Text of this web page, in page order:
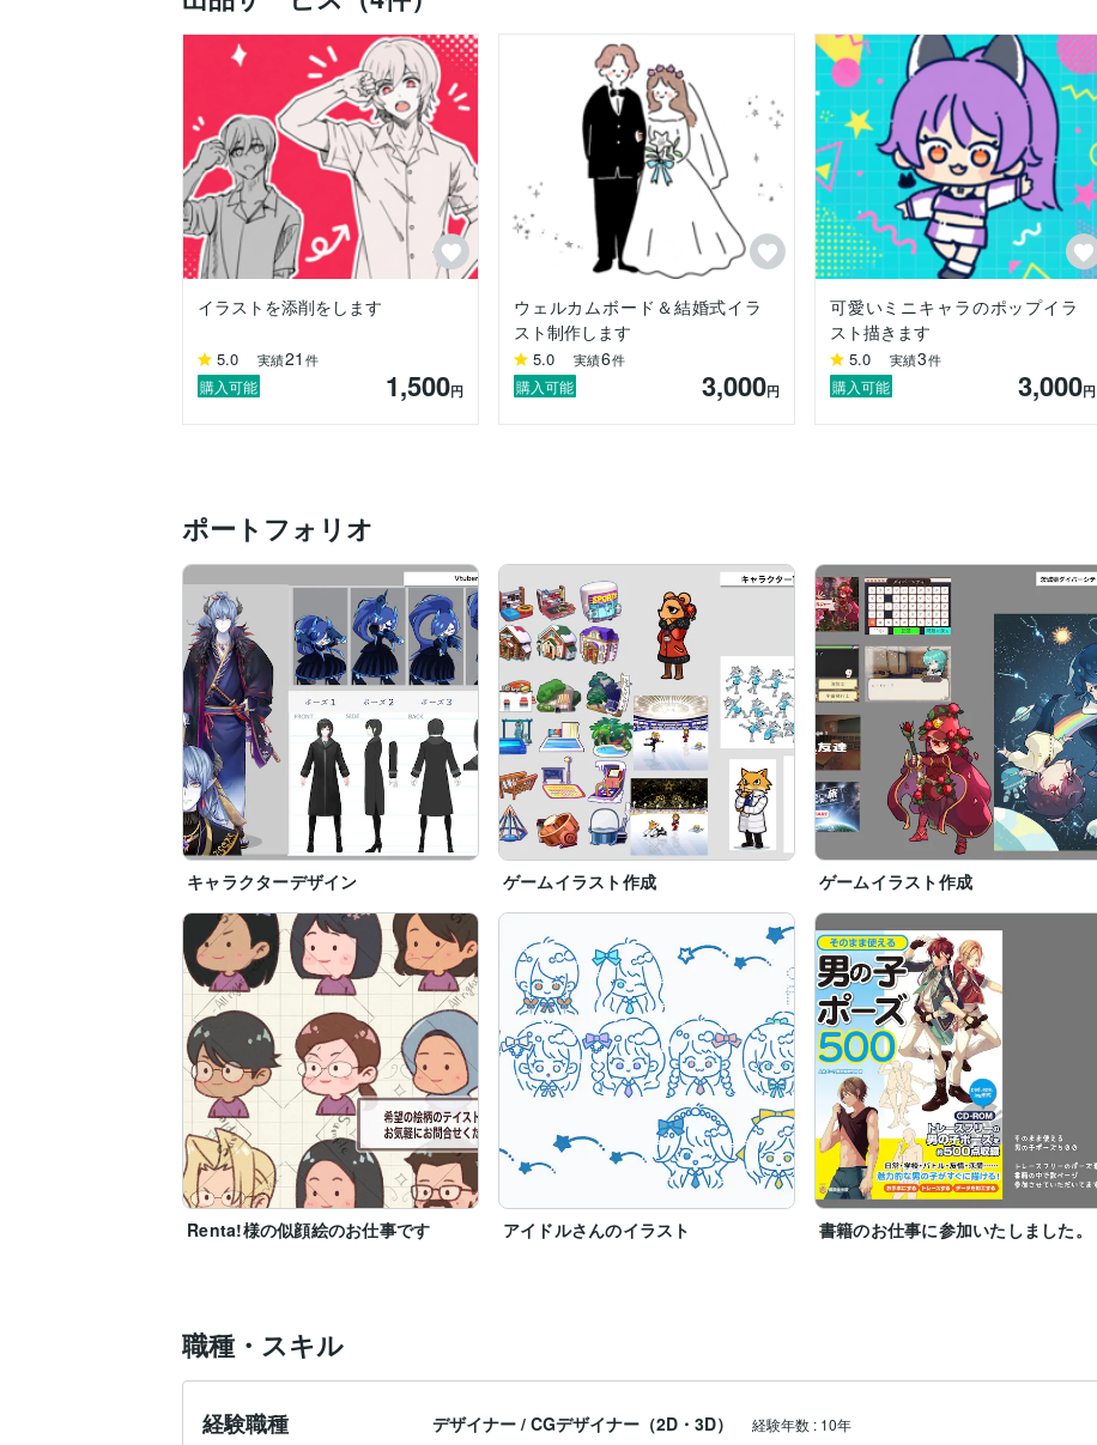
戦国系有名アプリゲームのキャラクター／背景／パーツ制作
公的機関向けWEBゲームのキャラクターデザイン・UI
YouTube漫画・アニメ制作
LINEスタンプ制作 ほか多数
◇その他実務経験
ブライダル写真加工／冊子制作
新幹線関連の取扱説明書イラスト
海外向けステッカー制作（SUPRA関連）
電子書籍サービス「Renta!」海外スタッフ似顔絵
茨城県ダイバーシティー関連WEBコンテンツ制作
◇サービスの特徴
線画ベースで、シンプルかつおしゃれな仕上がり
“式当日だけで終わらない”インテリアとして飾れるデザイン
サイズや用途に応じて柔軟に対応可能です
大容量データはクラウド納品対応
◇対応について
納期期日など、何か不明な点などございましたら、DMにてお気軽にご相談ください。
イラストを添削をします
5.0 実績21 件
購入可能 1,500円
ウェルカムボード＆結婚式イラ
スト制作します
5.0 実績6件
購入可能 3,000円
可愛いミニキャラのポップイラ
スト描きます
5.0 実績3件
購入可能 3,000円
ポートフォリオ
キャラクターデザイン ゲームイラスト作成 ゲームイラスト作成
Renta!様の似顔絵のお仕事です アイドルさんのイラスト 書籍のお仕事に参加いたしました。
職種・スキル
経験職種 デザイナー / CGデザイナー（2D・3D） 経験年数 : 10年